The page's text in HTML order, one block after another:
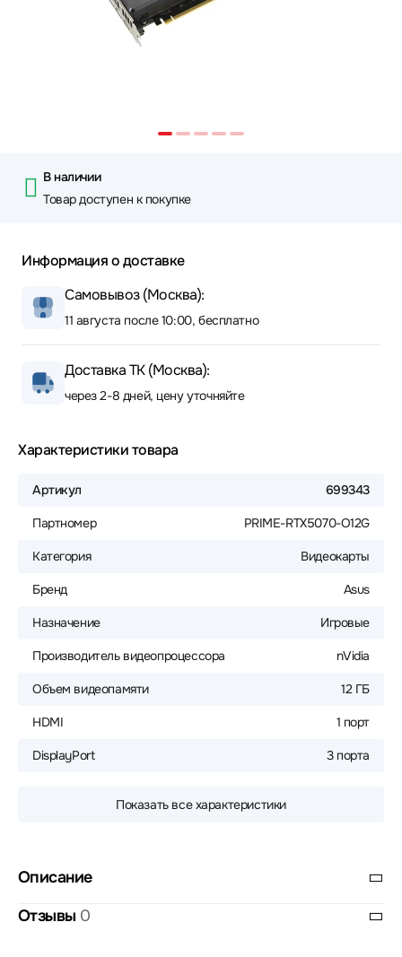
В наличии
Товар доступен к покупке
Информация о доставке
Самовывоз (Москва):
11 августа после 10:00, бесплатно
Доставка ТК (Москва):
через 2-8 дней, цену уточняйте
Характеристики товара
Артикул 699343
Партномер PRIME-RTX5070-O12G
Категория Видеокарты
Бренд Asus
Назначение Игровые
Производитель видеопроцессора nVidia
Объем видеопамяти 12 ГБ
HDMI 1 порт
DisplayPort 3 порта
Показать все характеристики
Описание
Отзывы 0